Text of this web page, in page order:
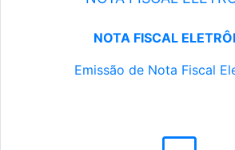
NOTA FISCAL
Emissão de Nota Fiscal